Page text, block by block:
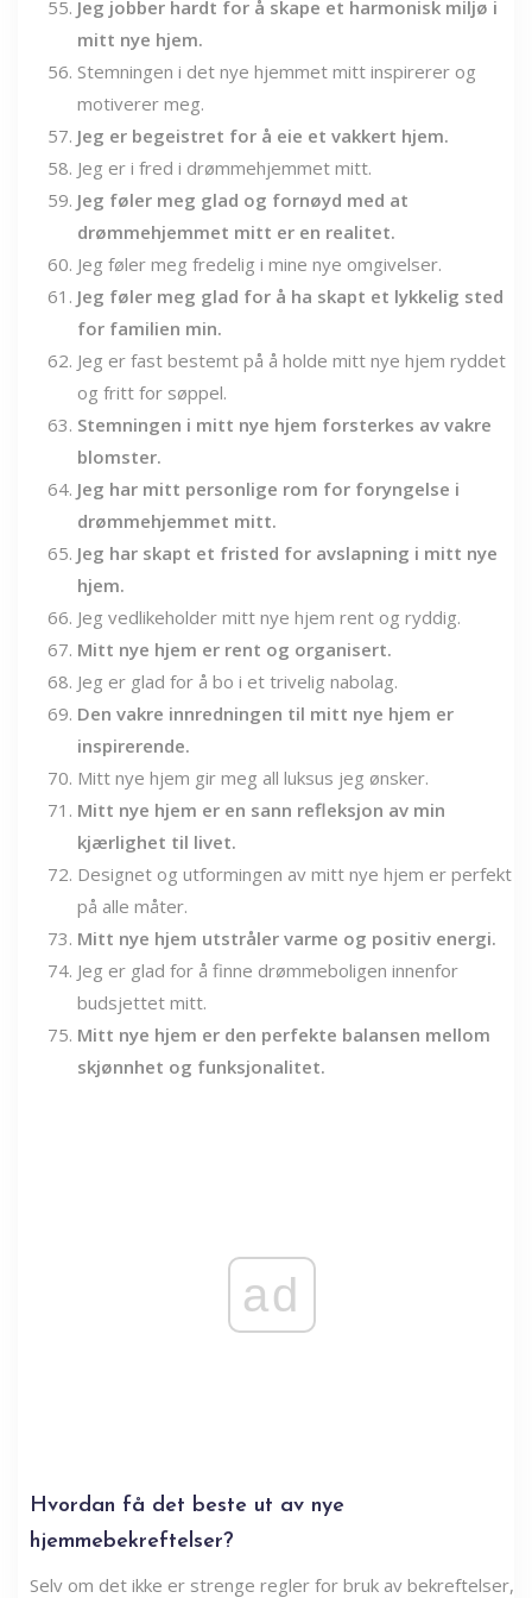
Jeg jobber hardt for å skape et harmonisk miljø i
mitt nye hjem.
Stemningen i det nye hjemmet mitt inspirerer og
motiverer meg.
Jeg er begeistret for å eie et vakkert hjem.
Jeg er i fred i drømmehjemmet mitt.
Jeg føler meg glad og fornøyd med at
drømmehjemmet mitt er en realitet.
Jeg føler meg fredelig i mine nye omgivelser.
Jeg føler meg glad for å ha skapt et lykkelig sted
for familien min.
Jeg er fast bestemt på å holde mitt nye hjem ryddet
og fritt for søppel.
Stemningen i mitt nye hjem forsterkes av vakre
blomster.
Jeg har mitt personlige rom for foryngelse i
drømmehjemmet mitt.
Jeg har skapt et fristed for avslapning i mitt nye
hjem.
Jeg vedlikeholder mitt nye hjem rent og ryddig.
Mitt nye hjem er rent og organisert.
Jeg er glad for å bo i et trivelig nabolag.
Den vakre innredningen til mitt nye hjem er
inspirerende.
Mitt nye hjem gir meg all luksus jeg ønsker.
Mitt nye hjem er en sann refleksjon av min
kjærlighet til livet.
Designet og utformingen av mitt nye hjem er perfekt
på alle måter.
Mitt nye hjem utstråler varme og positiv energi.
Jeg er glad for å finne drømmeboligen innenfor
budsjettet mitt.
Mitt nye hjem er den perfekte balansen mellom
skjønnhet og funksjonalitet.
ad
Hvordan få det beste ut av nye
hjemmebekreftelser?
Selv om det ikke er strenge regler for bruk av bekreftelser,